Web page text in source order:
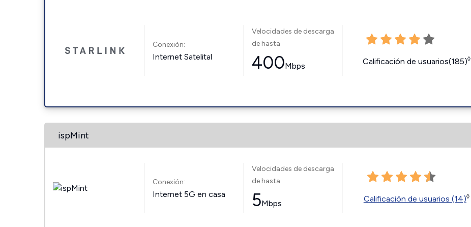
Conexión:
Internet Satelital
Velocidades de descarga
de hasta
400Mbps Calificación de usuarios(185)◊
ispMint
Conexión:
Internet 5G en casa
Velocidades de descarga
de hasta
5Mbps Calificación de usuarios (14)◊